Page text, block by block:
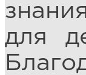
для